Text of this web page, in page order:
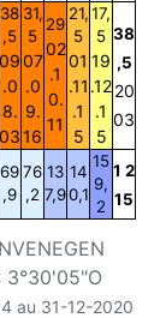
au 31-12-2020
38
,5
09
.0
8.
03
31,
5
07
.0
9.
16
29
02
.1
0.
11
21,
5
01
.11
.1
5
17,
5
19
.12
.1
5
38
,5
20
03
69
,9
76
,2
13
7,9
14
0,1
15
9,
2
1 2
15